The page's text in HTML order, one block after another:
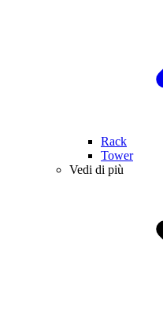
Rack
Tower
Vedi di più